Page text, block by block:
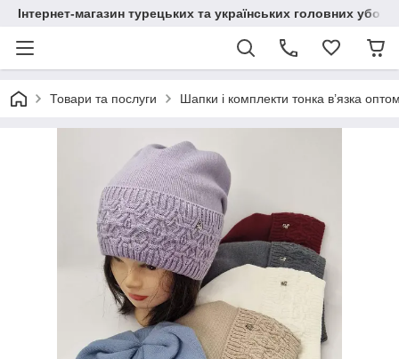
Інтернет-магазин турецьких та українських головних
Товари та послуги Шапки і комплекти тонка в’язка